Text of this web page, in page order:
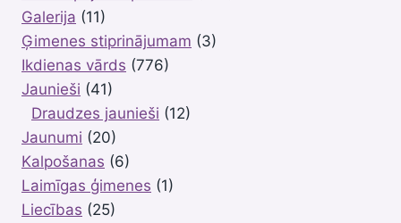
Galerija (11)
Ģimenes stiprinājumam (3)
Ikdienas vārds (776)
Jaunieši (41)
Draudzes jaunieši (12)
Jaunumi (20)
Kalpošanas (6)
Laimīgas ģimenes (1)
Liecības (25)